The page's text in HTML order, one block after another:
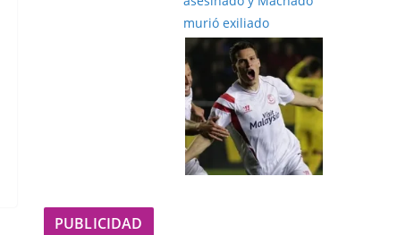
PUBLICIDAD